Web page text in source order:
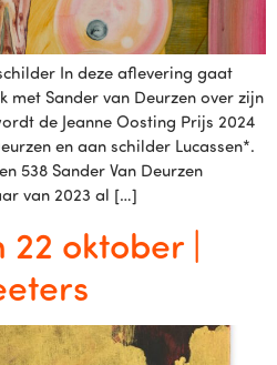
In deze aflevering gaat
met Sander van Deurzen over zijn
de Jeanne Oosting Prijs 2024
en aan schilder Lucassen*.
538 Sander Van Deurzen
van 2023 al […]
22 oktober |